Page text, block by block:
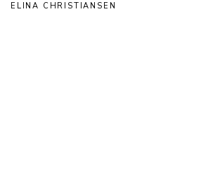
ELINA CHRISTIANSEN